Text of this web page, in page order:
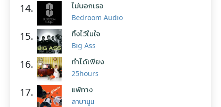
14. ไม่บอกเธอ
Bedroom Audio
15. ทิ้งไว้ในใจ
Big Ass
16. ทำได้เพียง
25hours
17. แพ้ทาง
ลาบานูน